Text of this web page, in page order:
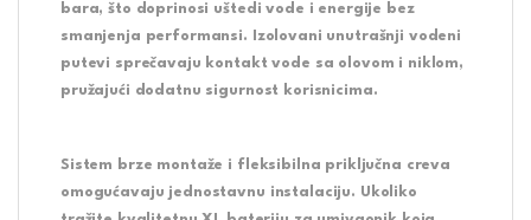
bara, što doprinosi uštedi vode i energije bez
smanjenja performansi. Izolovani unutrašnji vodeni
putevi sprečavaju kontakt vode sa olovom i niklom,
pružajući dodatnu sigurnost korisnicima.
Sistem brze montaže i fleksibilna priključna creva
omogućavaju jednostavnu instalaciju. Ukoliko